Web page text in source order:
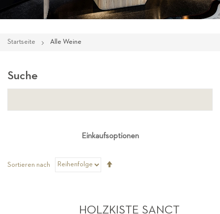
Startseite Alle Weine
Sortieren nach
HOLZKISTE SANCT
Suche
Einkaufsoptionen